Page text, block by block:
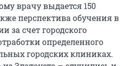
врачу выдается 150
перспектива обучения в
за счет городского
определенного
городских клиниках.